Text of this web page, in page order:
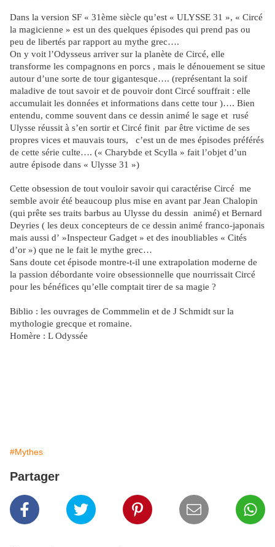
Dans la version SF « 31ème siècle qu’est « ULYSSE 31 », « Circé
la magicienne » est un des quelques épisodes qui prend pas ou
peu de libertés par rapport au mythe grec….
On y voit l’Odysseus arriver sur la planète de Circé, elle
transforme les compagnons en porcs , mais le dénouement se situe
autour d’une sorte de tour gigantesque…. (représentant la soif
maladive de tout savoir et de pouvoir dont Circé souffrait : elle
accumulait les données et informations dans cette tour )…. Bien
entendu, comme souvent dans ce dessin animé le sage et rusé
Ulysse réussit à s’en sortir et Circé finit par être victime de ses
propres vices et mauvais tours,
c’est un de mes épisodes préférés
de cette série culte…. (« Charybde et Scylla » fait l’objet d’un
autre épisode dans « Ulysse 31 »)
Cette obsession de tout vouloir savoir qui caractérise Circé me
semble avoir été beaucoup plus mise en avant par Jean Chalopin
(qui prête ses traits barbus au Ulysse du dessin animé) et Bernard
Deyries ( les deux concepteurs de ce dessin animé franco-japonais
mais aussi d’ »Inspecteur Gadget » et des inoubliables « Cités
d’or ») que ne le fait le mythe grec…
Sans doute cet épisode montre-t-il une extrapolation moderne de
la passion débordante voire obsessionnelle que nourrissait Circé
pour les bénéfices qu’elle comptait tirer de sa magie ?
Biblio : les ouvrages de Commmelin et de J Schmidt sur la
mythologie grecque et romaine.
Homère : L Odyssée
#Mythes
Partager